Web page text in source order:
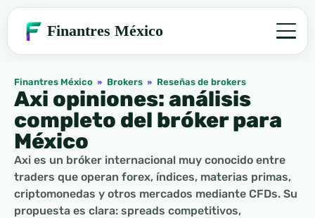
Finantres México
Finantres México » Brokers » Reseñas de brokers
Axi opiniones: análisis
completo del bróker para
México
Axi es un bróker internacional muy conocido entre
traders que operan forex, índices, materias primas,
criptomonedas y otros mercados mediante CFDs. Su
propuesta es clara: spreads competitivos,